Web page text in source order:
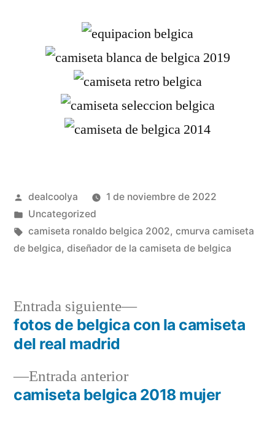
Publicado
por
dealcoolya
1 de noviembre de 2022
Publicado
en
Uncategorized
Etiquetas:
camiseta ronaldo belgica 2002, cmurva camiseta
de belgica, diseñador de la camiseta de belgica
Navegación
entradas
Entrada anteriorEntrada
anterior:
camiseta belgica 2018 mujer
Entrada siguiente
Entrada
siguiente:
fotos de belgica con la camiseta
del real madrid